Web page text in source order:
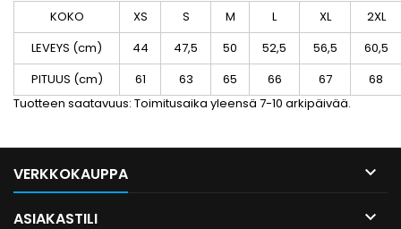
KOKO
XS S M L XL
2XL
LEVEYS (cm)
44 47,5 50 52,5 56,5
60,5
PITUUS (cm)
61 63 65 66 67
68
Tuotteen saatavuus: Toimitusaika yleensä 7-10 arkipäivää.
VERKKOKAUPPA 
ASIAKASTILI 